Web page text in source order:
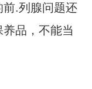
前.列腺问题还
品，不能当